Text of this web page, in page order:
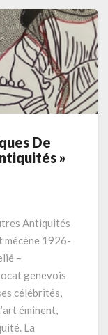
De
»
Antiquités
mécène 1926-
–
genevois
célébrités,
éminent,
La